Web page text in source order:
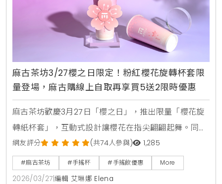
麻古茶坊3/27櫻之日限定！粉紅櫻花旋轉杯套限
量登場，麻古購線上自取再享買5送2限時優惠
麻古茶坊歡慶3月27日「櫻之日」，推出限量「櫻花旋
轉紙杯套」，互動式設計讓櫻花在指尖翩翩起舞。同步
祭出三月限時優惠，透過「麻古購」自取可享買5送1、
買10送2，滿額再贈20元優惠券，愛好粉紅氛圍與手搖
飲的消費者千萬別錯過。
網友評分 (共74人參與) 1,285
#麻古茶坊 #手搖杯 #手搖飲優惠 More
2026/03/27 編輯 艾琳娜 Elena